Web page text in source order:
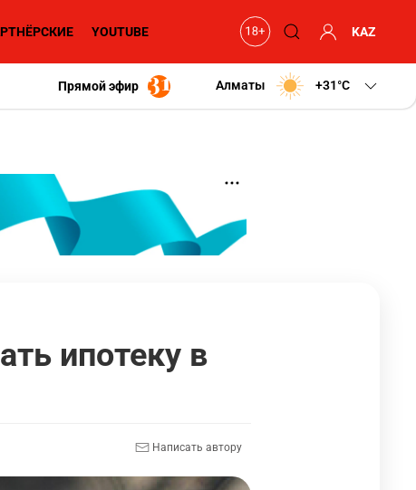
YOUTUBE KAZ
Прямой эфир Алматы +31 C
ипотеку в
Написать автору